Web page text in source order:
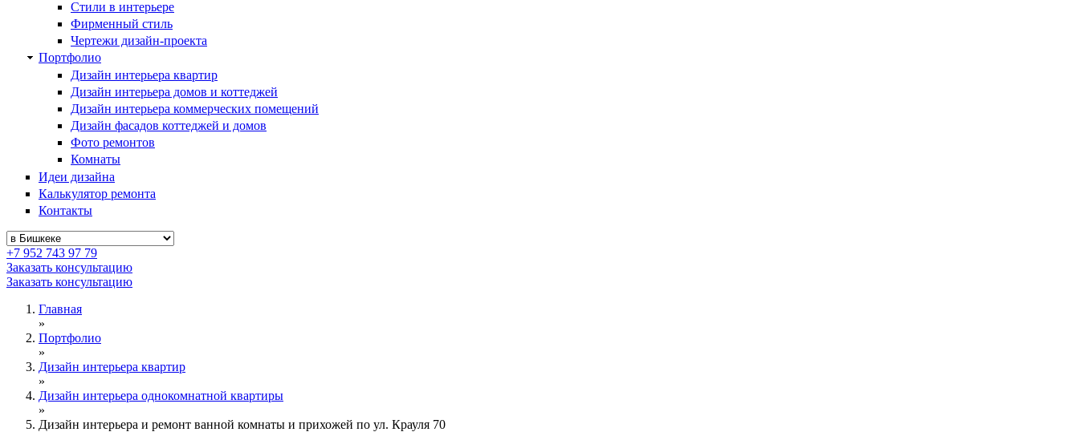
Стили в интерьере
Фирменный стиль
Чертежи дизайн-проекта
Портфолио
Дизайн интерьера квартир
Дизайн интерьера домов и коттеджей
Дизайн интерьера коммерческих помещений
Дизайн фасадов коттеджей и домов
Фото ремонтов
Комнаты
Идеи дизайна
Калькулятор ремонта
Контакты
+7 952 743 97 79
Заказать консультацию
Заказать консультацию
Главная
»
Портфолио
»
Дизайн интерьера квартир
»
Дизайн интерьера однокомнатной квартиры
»
Дизайн интерьера и ремонт ванной комнаты и прихожей по ул. Крауля 70